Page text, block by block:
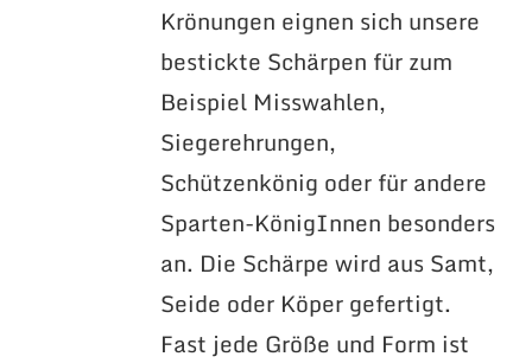
Krönungen eignen sich unsere
bestickte Schärpen für zum
Beispiel Misswahlen,
Siegerehrungen,
Schützenkönig oder für andere
Sparten-KönigInnen besonders
an. Die Schärpe wird aus Samt,
Seide oder Köper gefertigt.
Fast jede Größe und Form ist